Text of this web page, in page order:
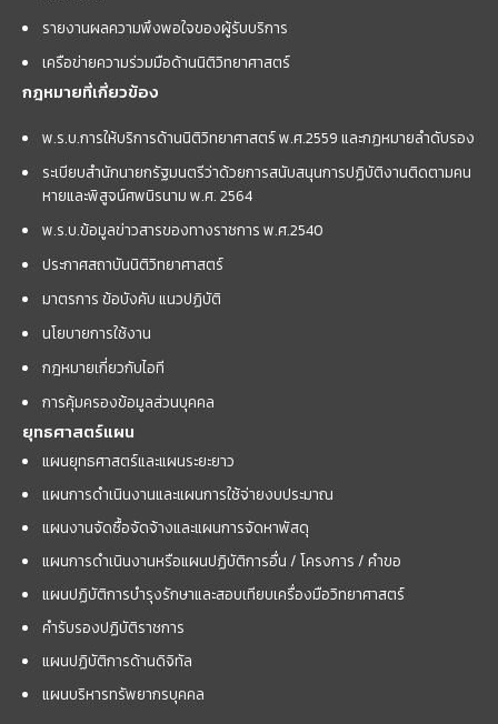
รายงานผลความพึงพอใจของผู้รับบริการ
เครือข่ายความร่วมมือด้านนิติวิทยาศาสตร์
กฎหมายที่เกี่ยวข้อง
พ.ร.บ.การให้บริการด้านนิติวิทยาศาสตร์ พ.ศ.2559 และกฏหมายลำดับรอง
ระเบียบสำนักนายกรัฐมนตรีว่าด้วยการสนับสนุนการปฏิบัติงานติดตามคน
หายและพิสูจน์ศพนิรนาม พ.ศ. 2564
พ.ร.บ.ข้อมูลข่าวสารของทางราชการ พ.ศ.2540
ประกาศสถาบันนิติวิทยาศาสตร์
มาตรการ ข้อบังคับ แนวปฏิบัติ
นโยบายการใช้งาน
กฎหมายเกี่ยวกับไอที
การคุ้มครองข้อมูลส่วนบุคคล
ยุทธศาสตร์แผน
แผนยุทธศาสตร์และแผนระยะยาว
แผนการดำเนินงานและแผนการใช้จ่ายงบประมาณ
แผนงานจัดซื้อจัดจ้างและแผนการจัดหาพัสดุ
แผนการดำเนินงานหรือแผนปฏิบัติการอื่น / โครงการ / คำขอ
แผนปฏิบัติการบำรุงรักษาและสอบเทียบเครื่องมือวิทยาศาสตร์
คำรับรองปฏิบัติราชการ
แผนปฏิบัติการด้านดิจิทัล
แผนบริหารทรัพยากรบุคคล